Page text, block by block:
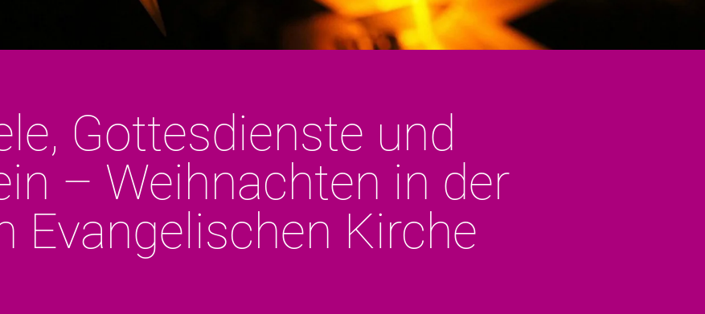
Gottesdienste und
– Weihnachten in der
Evangelischen Kirche